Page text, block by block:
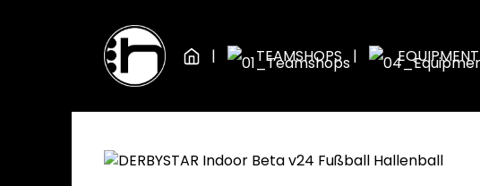
Zum Hauptinhalt springen
Zur Hauptnavigation springen
TEAMSHOPS
EQUIPMENT
BÄLLE
Bildergalerie überspringen